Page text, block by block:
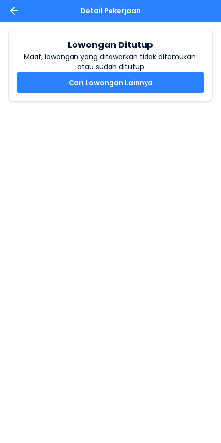
Detail Pekerjaan
Lowongan Ditutup
Maaf, lowongan yang ditawarkan tidak ditemukan
atau sudah ditutup
Cari Lowongan Lainnya